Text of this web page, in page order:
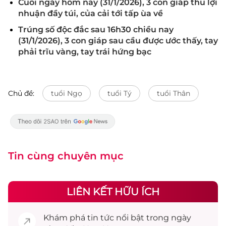
Cuối ngày hôm nay (31/1/2026), 3 con giáp thu lợi
nhuận đầy túi, của cải tới tấp ùa về
Trúng số độc đắc sau 16h30 chiều nay
(31/1/2026), 3 con giáp sau cầu được ước thấy, tay
phải trĩu vàng, tay trái hứng bạc
Chủ đề: tuổi Ngọ tuổi Tý tuổi Thân
Tin cùng chuyên mục
LIÊN KẾT HỮU ÍCH
Khám phá tin tức nổi bật trong ngày